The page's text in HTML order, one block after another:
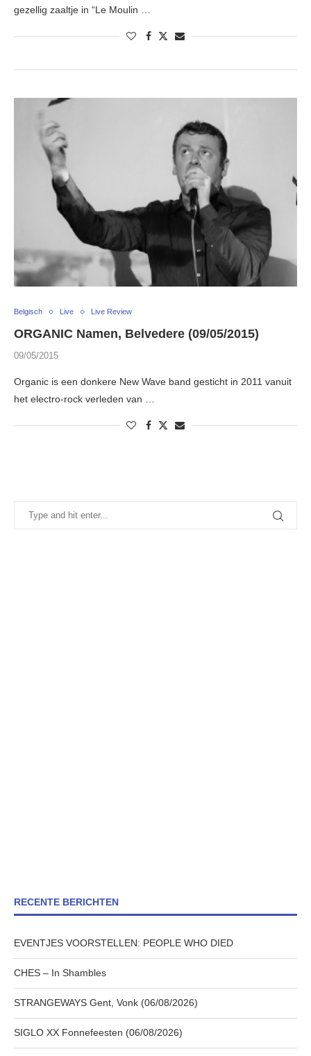
gezellig zaaltje in “Le Moulin …
Belgisch Live Live Review
ORGANIC Namen, Belvedere (09/05/2015)
09/05/2015
Organic is een donkere New Wave band gesticht in 2011 vanuit
het electro-rock verleden van …
RECENTE BERICHTEN
EVENTJES VOORSTELLEN: PEOPLE WHO DIED
CHES – In Shambles
STRANGEWAYS Gent, Vonk (06/08/2026)
SIGLO XX Fonnefeesten (06/08/2026)